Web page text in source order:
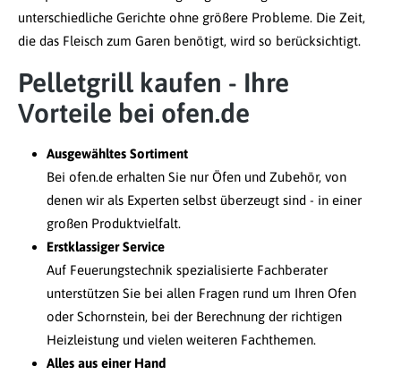
unterschiedliche Gerichte ohne größere Probleme. Die Zeit,
die das Fleisch zum Garen benötigt, wird so berücksichtigt.
Pelletgrill kaufen - Ihre
Vorteile bei ofen.de
Ausgewähltes Sortiment
Bei ofen.de erhalten Sie nur Öfen und Zubehör, von
denen wir als Experten selbst überzeugt sind - in einer
großen Produktvielfalt.
Erstklassiger Service
Auf Feuerungstechnik spezialisierte Fachberater
unterstützen Sie bei allen Fragen rund um Ihren Ofen
oder Schornstein, bei der Berechnung der richtigen
Heizleistung und vielen weiteren Fachthemen.
Alles aus einer Hand